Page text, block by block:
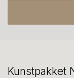
Kunstpakket